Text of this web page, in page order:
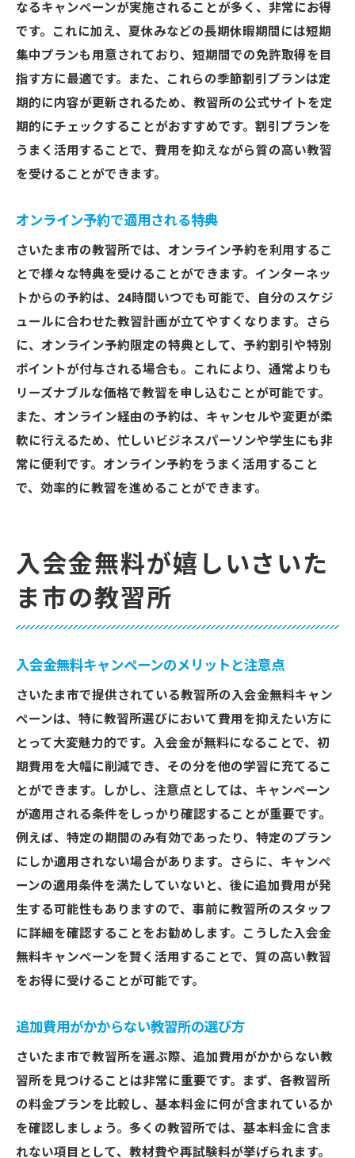
なるキャンペーンが実施されることが多く、非常にお得
です。これに加え、夏休みなどの長期休暇期間には短期
集中プランも用意されており、短期間での免許取得を目
指す方に最適です。また、これらの季節割引プランは定
期的に内容が更新されるため、教習所の公式サイトを定
期的にチェックすることがおすすめです。割引プランを
うまく活用することで、費用を抑えながら質の高い教習
を受けることができます。
オンライン予約で適用される特典
さいたま市の教習所では、オンライン予約を利用するこ
とで様々な特典を受けることができます。インターネッ
トからの予約は、24時間いつでも可能で、自分のスケジ
ュールに合わせた教習計画が立てやすくなります。さら
に、オンライン予約限定の特典として、予約割引や特別
ポイントが付与される場合も。これにより、通常よりも
リーズナブルな価格で教習を申し込むことが可能です。
また、オンライン経由の予約は、キャンセルや変更が柔
軟に行えるため、忙しいビジネスパーソンや学生にも非
常に便利です。オンライン予約をうまく活用すること
で、効率的に教習を進めることができます。
入会金無料が嬉しいさいた
ま市の教習所
入会金無料キャンペーンのメリットと注意点
さいたま市で提供されている教習所の入会金無料キャン
ペーンは、特に教習所選びにおいて費用を抑えたい方に
とって大変魅力的です。入会金が無料になることで、初
期費用を大幅に削減でき、その分を他の学習に充てるこ
とができます。しかし、注意点としては、キャンペーン
が適用される条件をしっかり確認することが重要です。
例えば、特定の期間のみ有効であったり、特定のプラン
にしか適用されない場合があります。さらに、キャンペ
ーンの適用条件を満たしていないと、後に追加費用が発
生する可能性もありますので、事前に教習所のスタッフ
に詳細を確認することをお勧めします。こうした入会金
無料キャンペーンを賢く活用することで、質の高い教習
をお得に受けることが可能です。
追加費用がかからない教習所の選び方
さいたま市で教習所を選ぶ際、追加費用がかからない教
習所を見つけることは非常に重要です。まず、各教習所
の料金プランを比較し、基本料金に何が含まれているか
を確認しましょう。多くの教習所では、基本料金に含ま
れない項目として、教材費や再試験料が挙げられます。